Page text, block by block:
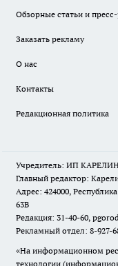
Обзорные статьи и
Заказать рекламу
О нас
Контакты
Редакционная политика
Учредитель: ИП
Главный редактор:
Адрес: 424000,
63В
Редакция: 31-40-60,
Рекламный отдел: 8-927-
«На информационном
технологии